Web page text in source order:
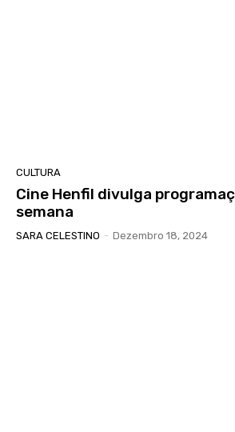
CULTURA
Cine Henfil divulga
semana
SARA CELESTINO - Dezembro 18, 2024